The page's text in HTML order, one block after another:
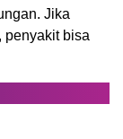
Jika
penyakit bisa